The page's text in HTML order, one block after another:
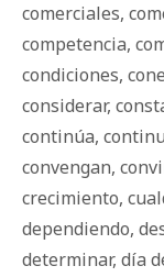
comerciales,
competencia,
condiciones,
considerar,
continúa,
convengan,
crecimiento,
dependiendo,
determinar, día